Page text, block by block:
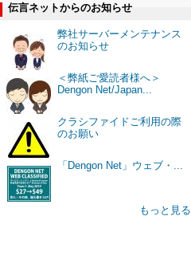
伝言ネットからのお知らせ
弊社サーバーメンテナンス
のお知らせ
＜弊紙ご愛読者様へ＞
Dengon Net/Japan...
クラシファイドご利用の際
のお願い
「Dengon Net」ウェブ・...
もっと見る